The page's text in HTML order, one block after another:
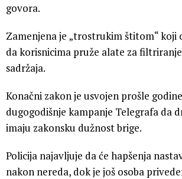
govora.
Zamenjena je „trostrukim štitom“ koji
da korisnicima pruže alate za
sadržaja.
Konačni zakon je usvojen prošle
dugogodišnje kampanje Telegrafa da
imaju zakonsku dužnost brige.
Policija najavljuje da će hapšenja
nakon nereda, dok je još osoba